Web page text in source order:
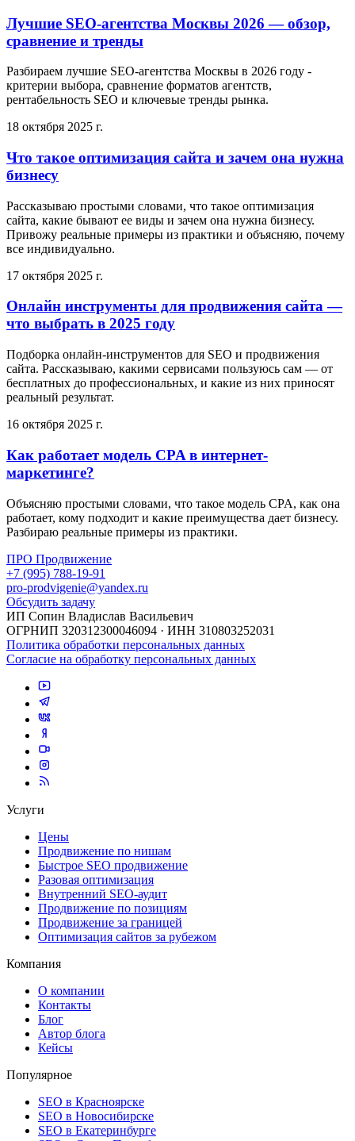
Лучшие SEO-агентства Москвы 2026 — обзор,
сравнение и тренды
Разбираем лучшие SEO-агентства Москвы в 2026 году -
критерии выбора, сравнение форматов агентств,
рентабельность SEO и ключевые тренды рынка.
18 октября 2025 г.
Что такое оптимизация сайта и зачем она нужна
бизнесу
Рассказываю простыми словами, что такое оптимизация
сайта, какие бывают ее виды и зачем она нужна бизнесу.
Привожу реальные примеры из практики и объясняю, почему
все индивидуально.
17 октября 2025 г.
Онлайн инструменты для продвижения сайта —
что выбрать в 2025 году
Подборка онлайн-инструментов для SEO и продвижения
сайта. Рассказываю, какими сервисами пользуюсь сам — от
бесплатных до профессиональных, и какие из них приносят
реальный результат.
16 октября 2025 г.
Как работает модель CPA в интернет-
маркетинге?
Объясняю простыми словами, что такое модель CPA, как она
работает, кому подходит и какие преимущества дает бизнесу.
Разбираю реальные примеры из практики.
ПРО Продвижение
+7 (995) 788-19-91
pro-prodvigenie@yandex.ru
Обсудить задачу
ИП Сопин Владислав Васильевич
ОГРНИП 320312300046094 · ИНН 310803252031
Политика обработки персональных данных
Согласие на обработку персональных данных
Услуги
Цены
Продвижение по нишам
Быстрое SEO продвижение
Разовая оптимизация
Внутренний SEO-аудит
Продвижение по позициям
Продвижение за границей
Оптимизация сайтов за рубежом
Компания
О компании
Контакты
Блог
Автор блога
Кейсы
Популярное
SEO в Красноярске
SEO в Новосибирске
SEO в Екатеринбурге